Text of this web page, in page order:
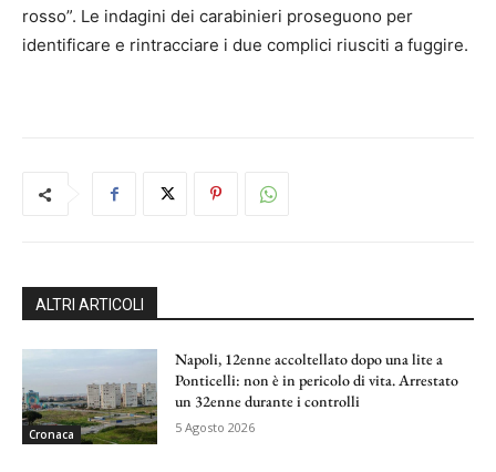
rosso”. Le indagini dei carabinieri proseguono per
identificare e rintracciare i due complici riusciti a fuggire.
ALTRI ARTICOLI
Cronaca
Napoli, 12enne accoltellato dopo una lite a
Ponticelli: non è in pericolo di vita. Arrestato
un 32enne durante i controlli
5 Agosto 2026